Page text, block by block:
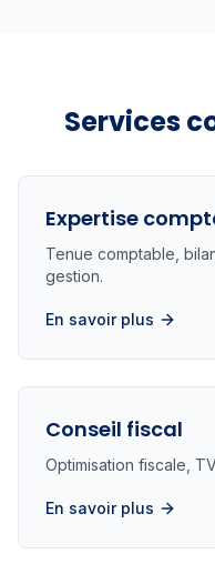
Services
Expertise
Tenue comptable,
gestion.
En savoir plus
Conseil fiscal
Optimisation fiscale,
En savoir plus